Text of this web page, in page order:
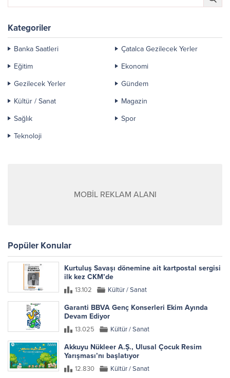
Kategoriler
Banka Saatleri
Çatalca Gezilecek Yerler
Eğitim
Ekonomi
Gezilecek Yerler
Gündem
Kültür / Sanat
Magazin
Sağlık
Spor
Teknoloji
MOBİL REKLAM ALANI
Popüler Konular
Kurtuluş Savaşı dönemine ait kartpostal sergisi
ilk kez CKM’de
13.102 Kültür / Sanat
Garanti BBVA Genç Konserleri Ekim Ayında
Devam Ediyor
13.025 Kültür / Sanat
Akkuyu Nükleer A.Ş., Ulusal Çocuk Resim
Yarışması’nı başlatıyor
12.830 Kültür / Sanat